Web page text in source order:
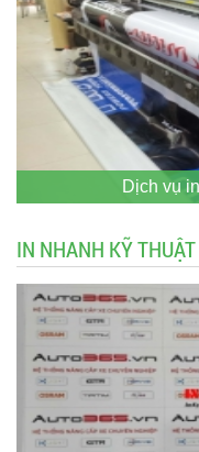
Dịch vụ
IN NHANH KỸ